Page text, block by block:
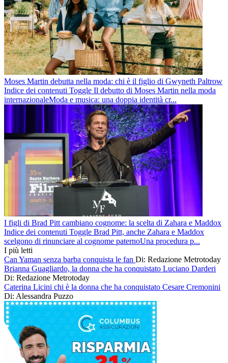
Moses Martin debutta nella moda: chi è il figlio di Gwyneth Paltrow
Indice dei contenuti Toggle Il debutto di Moses Martin nella moda
internazionaleModa e musica: una doppia identità cr...
I figli di Brad Pitt cambiano cognome: la scelta di Zahara e Maddox
Indice dei contenuti Toggle Brad Pitt, anche Zahara e Maddox
scelgono di rinunciare al cognome paternoUna procedura p...
I più letti
Can Yaman senza barba conquista le fan Di: Redazione Metrotoday
Brianna Guagliardo, la donna che ha conquistato Luciano Darderi
Di: Redazione Metrotoday
Caterina Licini chi è la donna che ha conquistato Cesare Cremonini
Di: Alessandra Puzzo